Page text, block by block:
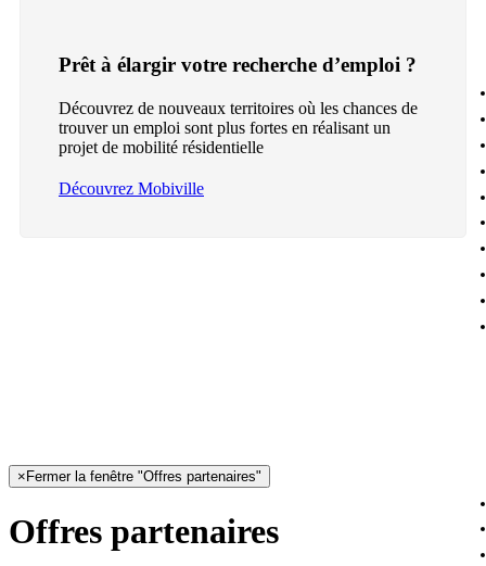
Prêt à élargir votre recherche d’emploi ?
Découvrez de nouveaux territoires où les chances de
trouver un emploi sont plus fortes en réalisant un
projet de mobilité résidentielle
Découvrez Mobiville
× Fermer la fenêtre "Offres partenaires"
Offres partenaires